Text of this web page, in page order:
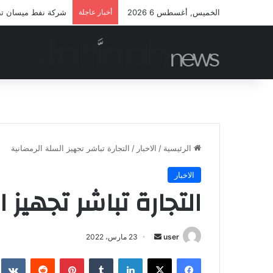
الخميس, أغسطس 6 2026 أخبار عاجلة شركة نفط ميسان
الرئيسية / الاخبار / التجارة تباشر تجهيز السلة الرمضانية
الاخبار
التجارة تباشر
user
أرسل 23 مارس، 2022
فيسبوك ‫X لينكدإن بينتيريست